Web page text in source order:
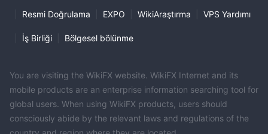
Resmi Doğrulama EXPO WikiAraştırma VPS Yardımı
İş Birliği Bölgesel bölünme
You are visiting the WikiFX website. WikiFX Internet and its
mobile products are an enterprise information searching tool for
global users. When using WikiFX products, users should
consciously abide by the relevant laws and regulations of the